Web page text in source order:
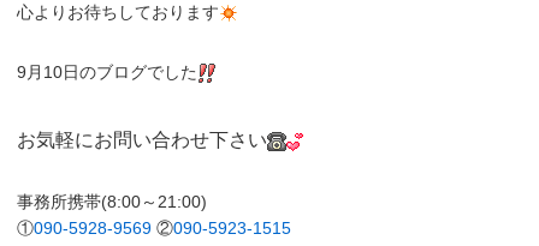
心よりお待ちしております
9月10日のブログでした
お気軽にお問い合わせ下さい
事務所携帯(8:00～21:00)
①090-5928-9569 ②090-5923-1515